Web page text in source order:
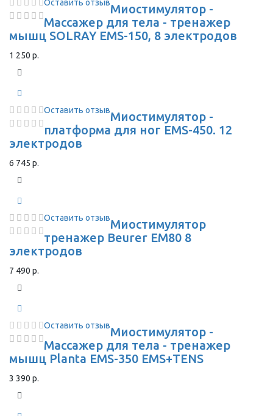
Оставить отзывМиостимулятор -
Массажер для тела - тренажер
мышц SOLRAY EMS-150, 8 электродов
1 250 р.
Оставить отзывМиостимулятор -
платформа для ног EMS-450. 12
электродов
6 745 р.
Оставить отзывМиостимулятор
тренажер Beurer EM80 8
электродов
7 490 р.
Оставить отзывМиостимулятор -
Массажер для тела - тренажер
мышц Planta EMS-350 EMS+TENS
3 390 р.